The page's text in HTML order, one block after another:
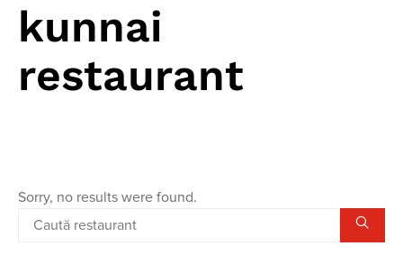
kunnai
restaurant
Sorry, no results were found.